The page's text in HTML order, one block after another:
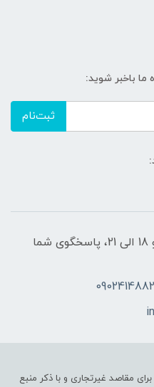
باخبر شوید:
ثبت‌نام
روزهای کاری از ساعت 10 الی 14 و 18 الی 21، پاسخگوی شما
مقاصد غیرتجاری و با ذکر منبع